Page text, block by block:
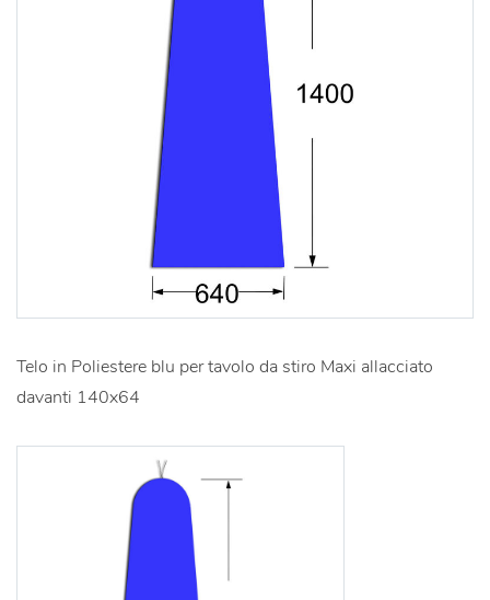
Telo in Poliestere blu per tavolo da stiro Maxi allacciato
davanti 140x64